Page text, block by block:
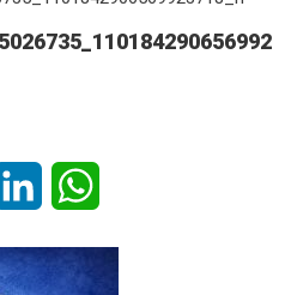
LinkedIn